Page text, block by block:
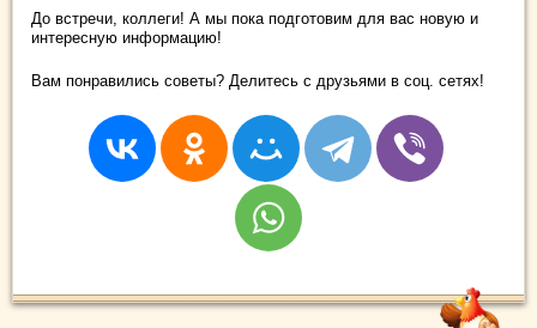
До встречи, коллеги! А мы пока подготовим для вас новую и
интересную информацию!
Вам понравились советы? Делитесь с друзьями в соц. сетях!